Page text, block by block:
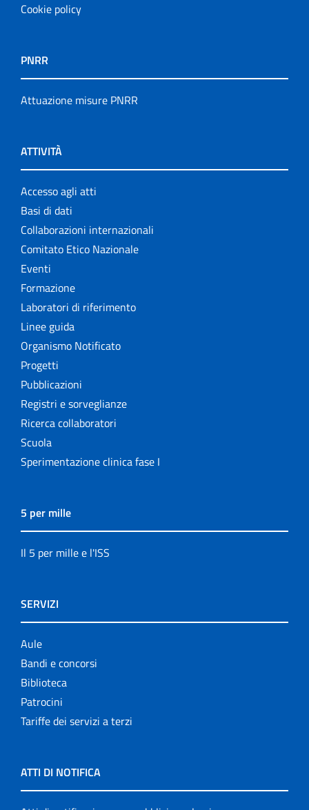
Cookie policy
PNRR
Attuazione misure PNRR
ATTIVITÀ
Accesso agli atti
Basi di dati
Collaborazioni internazionali
Comitato Etico Nazionale
Eventi
Formazione
Laboratori di riferimento
Linee guida
Organismo Notificato
Progetti
Pubblicazioni
Registri e sorveglianze
Ricerca collaboratori
Scuola
Sperimentazione clinica fase I
5 per mille
Il 5 per mille e l'ISS
SERVIZI
Aule
Bandi e concorsi
Biblioteca
Patrocini
Tariffe dei servizi a terzi
ATTI DI NOTIFICA